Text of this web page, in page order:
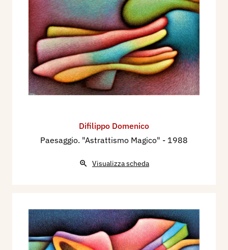
Difilippo Domenico
Paesaggio. "Astrattismo Magico" - 1988
Visualizza scheda